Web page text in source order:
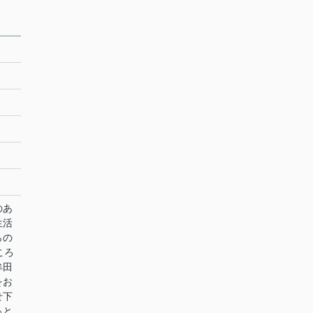
あ
活
の
ろ
お
下